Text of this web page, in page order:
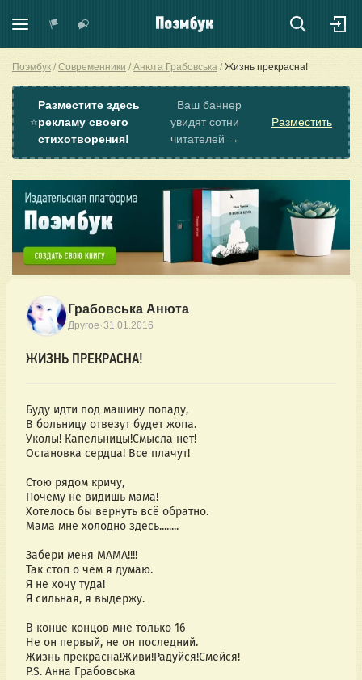
Поэмбук Современники Анюта Грабовська Жизнь прекрасна!
⭐
Разместите здесь
рекламу своего
стихотворения!
Ваш баннер
увидят сотни
читателей →
Разместить
Грабовська Анюта
Другое ·31.01.2016
ЖИЗНЬ ПРЕКРАСНА!
Буду идти под машину попаду,
В больницу отвезут будет жопа.
Уколы! Капельницы!Смысла нет!
Остановка сердца! Все плачут!
Стою рядом кричу,
Почему не видишь мама!
Хотелось бы вернуть всё обратно.
Мама мне холодно здесь........
Забери меня МАМА!!!!
Так стоп о чем я думаю.
Я не хочу туда!
Я сильная, я выдержу.
В конце концов мне только 16
Не он первый, не он последний.
Жизнь прекрасна!Живи!Радуйся!Смейся!
P.S. Анна Грабовська